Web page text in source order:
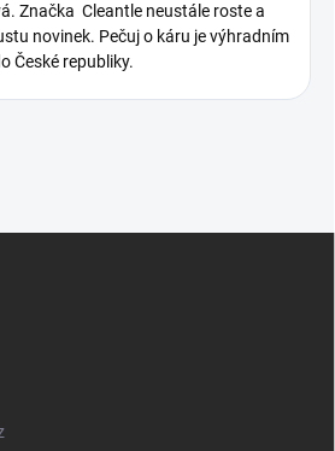
Značka Cleantle neustále roste a
novinek. Pečuj o káru je výhradním
České republiky.